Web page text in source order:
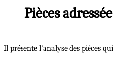
Pièces
Il présente l'analyse des pièces